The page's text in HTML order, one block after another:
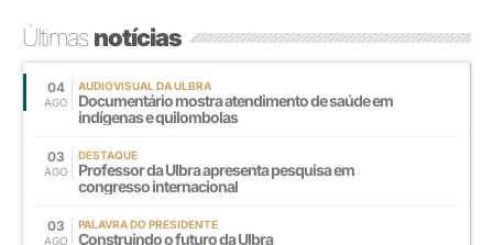
Últimasnotícias
04
AGO
AUDIOVISUAL DA ULBRA
Documentário mostra atendimento de saúde em
indígenas e quilombolas
03
AGO
DESTAQUE
Professor da Ulbra apresenta pesquisa em
congresso internacional
03
AGO
PALAVRA DO PRESIDENTE
Construindo o futuro da Ulbra